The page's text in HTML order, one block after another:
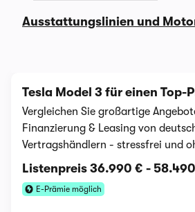
Ausstattungslinien und
Tesla Model 3 für einen Top-
Vergleichen Sie großartige
Finanzierung & Leasing von
Vertragshändlern - stressfrei und
Listenpreis 36.990 € -
E-Prämie möglich